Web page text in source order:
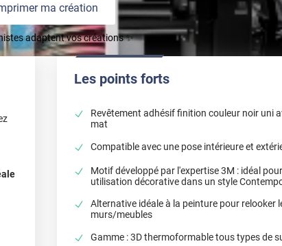
ma création
adaptent vos créations ✨
Les points forts
Revêtement adhésif finition couleur noir uni
mat
Compatible avec une pose intérieure et
Motif développé par l'expertise 3M : idéal
utilisation décorative dans un style
Alternative idéale à la peinture pour relooker
murs/meubles
Gamme : 3D thermoformable tous types de